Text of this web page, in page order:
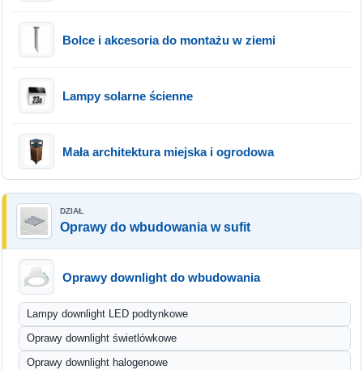
Bolce i akcesoria do montażu w ziemi
Lampy solarne ścienne
Mała architektura miejska i ogrodowa
Oprawy do wbudowania w sufit
Oprawy downlight do wbudowania
Lampy downlight LED podtynkowe
Oprawy downlight świetlówkowe
Oprawy downlight halogenowe